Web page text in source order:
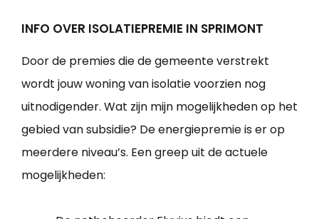
INFO OVER ISOLATIEPREMIE IN SPRIMONT
Door de premies die de gemeente verstrekt
wordt jouw woning van isolatie voorzien nog
uitnodigender. Wat zijn mijn mogelijkheden op het
gebied van subsidie? De energiepremie is er op
meerdere niveau’s. Een greep uit de actuele
mogelijkheden: